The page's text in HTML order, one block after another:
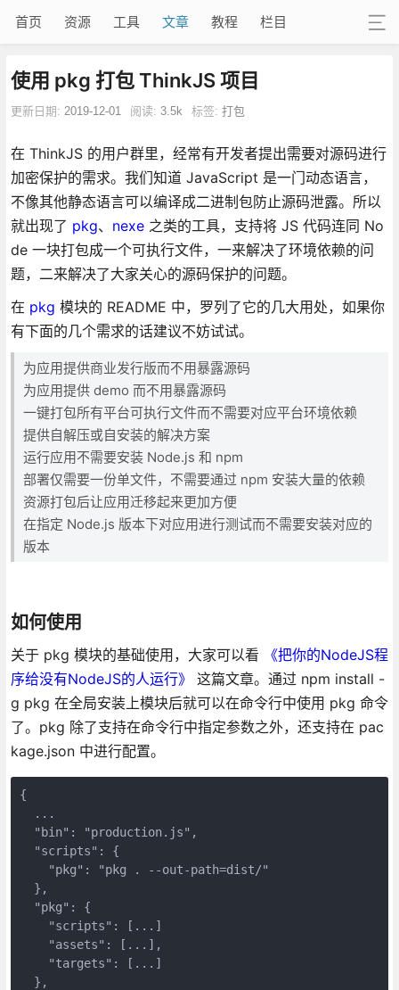
首页 资源 工具 文章 教程 栏目
使用 pkg 打包 ThinkJS 项目
更新日期: 2019-12-01 阅读: 3.5k 标签: 打包
在 ThinkJS 的用户群里，经常有开发者提出需要对源码进行
加密保护的需求。我们知道 JavaScript 是一门动态语言，
不像其他静态语言可以编译成二进制包防止源码泄露。所以
就出现了 pkg、 nexe之类的工具，支持将 JS 代码连同 No
de 一块打包成一个可执行文件，一来解决了环境依赖的问
题，二来解决了大家关心的源码保护的问题。
在 pkg 模块的 README 中，罗列了它的几大用处，如果你
有下面的几个需求的话建议不妨试试。
为应用提供商业发行版而不用暴露源码
为应用提供 demo 而不用暴露源码
一键打包所有平台可执行文件而不需要对应平台环境依赖
提供自解压或自安装的解决方案
运行应用不需要安装 Node.js 和 npm
部署仅需要一份单文件，不需要通过 npm 安装大量的依赖
资源打包后让应用迁移起来更加方便
在指定 Node.js 版本下对应用进行测试而不需要安装对应的
版本
如何使用
关于 pkg 模块的基础使用，大家可以看
《把你的NodeJS程
序给没有NodeJS的人运行》
这篇文章。通过 npm install -
g pkg 在全局安装上模块后就可以在命令行中使用 pkg 命令
了。pkg 除了支持在命令行中指定参数之外，还支持在 pac
kage.json 中进行配置。
{
  ...
  "bin": "production.js",
  "scripts": {
    "pkg": "pkg . --out-path=dist/"
  },
  "pkg": {
    "scripts": [...]
    "assets": [...],
    "targets": [...]
  },